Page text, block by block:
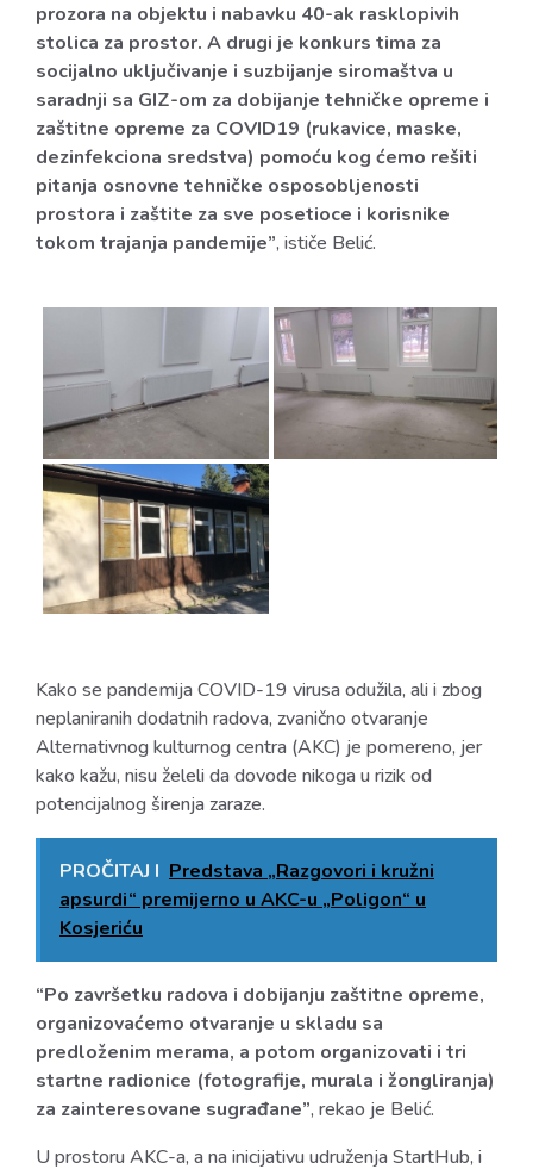
prozora na objektu i nabavku 40-ak rasklopivih
stolica za prostor. A drugi je konkurs tima za
socijalno uključivanje i suzbijanje siromaštva u
saradnji sa GIZ-om za dobijanje tehničke opreme i
zaštitne opreme za COVID19 (rukavice, maske,
dezinfekciona sredstva) pomoću kog ćemo rešiti
pitanja osnovne tehničke osposobljenosti
prostora i zaštite za sve posetioce i korisnike
tokom trajanja pandemije”, ističe Belić.
Kako se pandemija COVID-19 virusa odužila, ali i zbog
neplaniranih dodatnih radova, zvanično otvaranje
Alternativnog kulturnog centra (AKC) je pomereno, jer
kako kažu, nisu želeli da dovode nikoga u rizik od
potencijalnog širenja zaraze.
PROČITAJ I Predstava „Razgovori i kružni
apsurdi“ premijerno u AKC-u „Poligon“ u
Kosjeriću
“Po završetku radova i dobijanju zaštitne opreme,
organizovaćemo otvaranje u skladu sa
predloženim merama, a potom organizovati i tri
startne radionice (fotografije, murala i žongliranja)
za zainteresovane sugrađane”, rekao je Belić.
U prostoru AKC-a, a na inicijativu udruženja StartHub, i